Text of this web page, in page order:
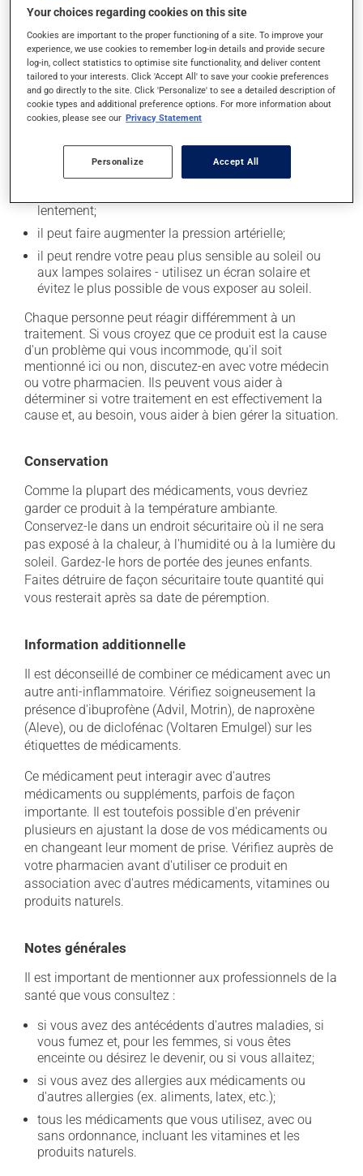
Effets indésirables
En plus de ses effets recherchés, ce produit peut à
l'occasion entraîner certains effets indésirables (effets
secondaires), notamment :
il peut causer des maux de tête;
il peut causer des nausées ou, rarement, des
lentement;
il peut faire augmenter la pression artérielle;
il peut rendre votre peau plus sensible au soleil ou
aux lampes solaires - utilisez un écran solaire et
évitez le plus possible de vous exposer au soleil.
Chaque personne peut réagir différemment à un
traitement. Si vous croyez que ce produit est la cause
d'un problème qui vous incommode, qu'il soit
mentionné ici ou non, discutez-en avec votre médecin
ou votre pharmacien. Ils peuvent vous aider à
déterminer si votre traitement en est effectivement la
cause et, au besoin, vous aider à bien gérer la situation.
Conservation
Comme la plupart des médicaments, vous devriez
garder ce produit à la température ambiante.
Conservez-le dans un endroit sécuritaire où il ne sera
pas exposé à la chaleur, à l'humidité ou à la lumière du
soleil. Gardez-le hors de portée des jeunes enfants.
Faites détruire de façon sécuritaire toute quantité qui
vous resterait après sa date de péremption.
Information additionnelle
Il est déconseillé de combiner ce médicament avec un
autre anti-inflammatoire. Vérifiez soigneusement la
présence d'ibuprofène (Advil, Motrin), de naproxène
(Aleve), ou de diclofénac (Voltaren Emulgel) sur les
étiquettes de médicaments.
Ce médicament peut interagir avec d'autres
médicaments ou suppléments, parfois de façon
importante. Il est toutefois possible d'en prévenir
plusieurs en ajustant la dose de vos médicaments ou
en changeant leur moment de prise. Vérifiez auprès de
votre pharmacien avant d'utiliser ce produit en
association avec d'autres médicaments, vitamines ou
produits naturels.
Notes générales
Il est important de mentionner aux professionnels de la
santé que vous consultez :
si vous avez des antécédents d'autres maladies, si
vous fumez et, pour les femmes, si vous êtes
enceinte ou désirez le devenir, ou si vous allaitez;
si vous avez des allergies aux médicaments ou
d'autres allergies (ex. aliments, latex, etc.);
tous les médicaments que vous utilisez, avec ou
sans ordonnance, incluant les vitamines et les
produits naturels.
Your choices regarding cookies on this site
Cookies are important to the proper functioning of a site. To improve your
experience, we use cookies to remember log-in details and provide secure
log-in, collect statistics to optimise site functionality, and deliver content
tailored to your interests. Click 'Accept All' to save your cookie preferences
and go directly to the site. Click 'Personalize' to see a detailed description of
cookie types and additional preference options. For more information about
cookies, please see our Privacy Statement
Personalize Accept All